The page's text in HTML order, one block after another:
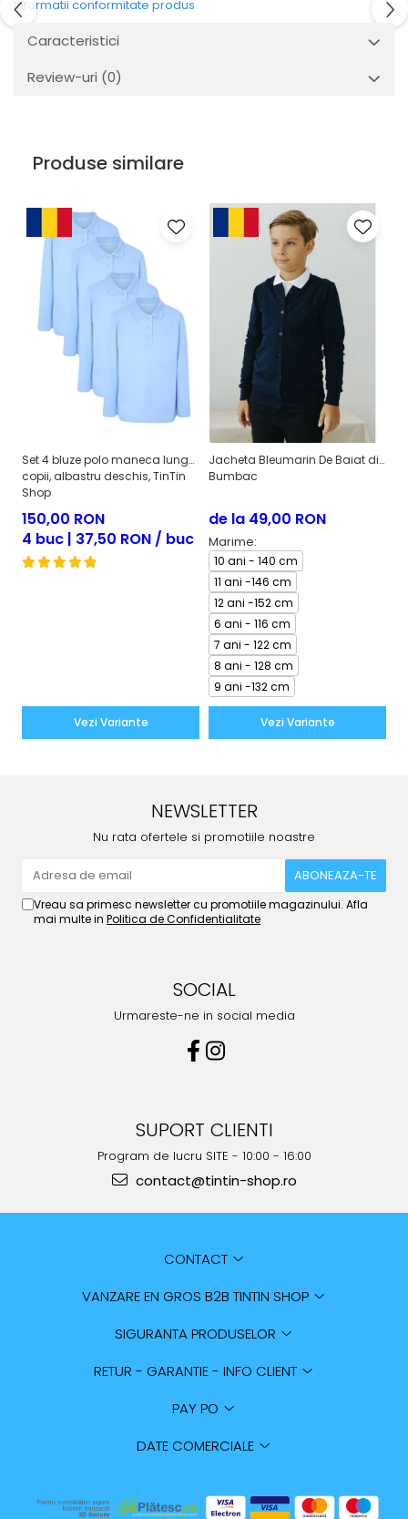
Informatii conformitate produs
Caracteristici
Review-uri (0)
Produse similare
Set 4 bluze polo maneca lunga
copii, albastru deschis, TinTin
Shop
150,00 RON
4 buc | 37,50 RON / buc
Vezi Variante
Jacheta Bleumarin De Baiat din
Bumbac
de la 49,00 RON
Marime:
10 ani - 140 cm
11 ani -146 cm
12 ani -152 cm
6 ani - 116 cm
7 ani - 122 cm
8 ani - 128 cm
9 ani -132 cm
Vezi Variante
NEWSLETTER
Nu rata ofertele si promotiile noastre
Vreau sa primesc newsletter cu promotiile magazinului. Afla
mai multe in Politica de Confidentialitate
SOCIAL
Urmareste-ne in social media
SUPORT CLIENTI
Program de lucru SITE - 10:00 - 16:00
contact@tintin-shop.ro
CONTACT
VANZARE EN GROS B2B TINTIN SHOP
SIGURANTA PRODUSELOR
RETUR - GARANTIE - INFO CLIENT
PAY PO
DATE COMERCIALE